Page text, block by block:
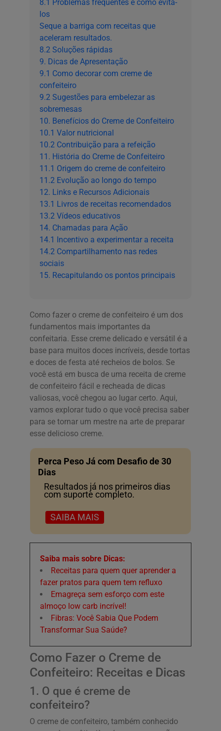
8.1 Problemas frequentes e como evitá-
los
Seque a barriga com receitas que
aceleram resultados.
8.2 Soluções rápidas
9. Dicas de Apresentação
9.1 Como decorar com creme de
confeiteiro
9.2 Sugestões para embelezar as
sobremesas
10. Benefícios do Creme de Confeiteiro
10.1 Valor nutricional
10.2 Contribuição para a refeição
11. História do Creme de Confeiteiro
11.1 Origem do creme de confeiteiro
11.2 Evolução ao longo do tempo
12. Links e Recursos Adicionais
13.1 Livros de receitas recomendados
13.2 Vídeos educativos
14. Chamadas para Ação
14.1 Incentivo a experimentar a receita
14.2 Compartilhamento nas redes
sociais
15. Recapitulando os pontos principais
Como fazer o creme de confeiteiro é um dos
fundamentos mais importantes da
confeitaria. Esse creme delicado e versátil é a
base para muitos doces incríveis, desde tortas
e doces de festa até recheios de bolos. Se
você está em busca de uma receita de creme
de confeiteiro fácil e recheada de dicas
valiosas, você chegou ao lugar certo. Aqui,
vamos explorar tudo o que você precisa saber
para se tornar um mestre na arte de preparar
esse delicioso creme.
Perca Peso Já com Desafio de 30
Dias
Resultados já nos primeiros dias
com suporte completo.
SAIBA MAIS
Saiba mais sobre Dicas:
Receitas para quem quer aprender a
fazer pratos para quem tem refluxo
Emagreça sem esforço com este
almoço low carb incrível!
Fibras: Você Sabia Que Podem
Transformar Sua Saúde?
Como Fazer o Creme de
Confeiteiro: Receitas e Dicas
1. O que é creme de
confeiteiro?
O creme de confeiteiro, também conhecido